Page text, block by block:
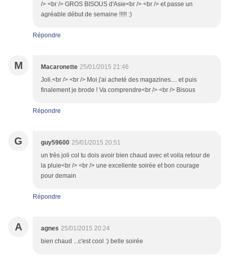
/> <br /> GROS BISOUS d'Asie<br /> <br /> et passe un
agréable début de semaine !!!!! :)
Répondre
M Macaronette 25/01/2015 21:46
Joli.<br /> <br /> Moi j'ai acheté des magazines.... et puis
finalement je brode ! Va comprendre<br /> <br /> Bisous
Répondre
G guy59600 25/01/2015 20:51
un très joli col tu dois avoir bien chaud avec et voila retour de
la pluie<br /> <br /> une excellente soirée et bon courage
pour demain
Répondre
A agnes 25/01/2015 20:24
bien chaud ...c'est cool :) belle soirée